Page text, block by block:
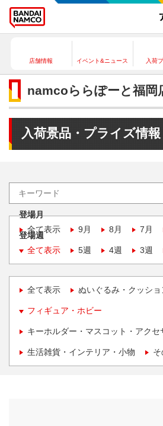
店舗情報 イベント&ニュース 入荷
namcoららぽーと福岡
入荷景品・プライズ情報
登場月
全て表示
9月 8月 7月
登場週
全て表示
5週 4週 3週
全て表示 ぬいぐるみ・クッショ
フィギュア・ホビー
キーホルダー・マスコット・アクセ
生活雑貨・インテリア・小物